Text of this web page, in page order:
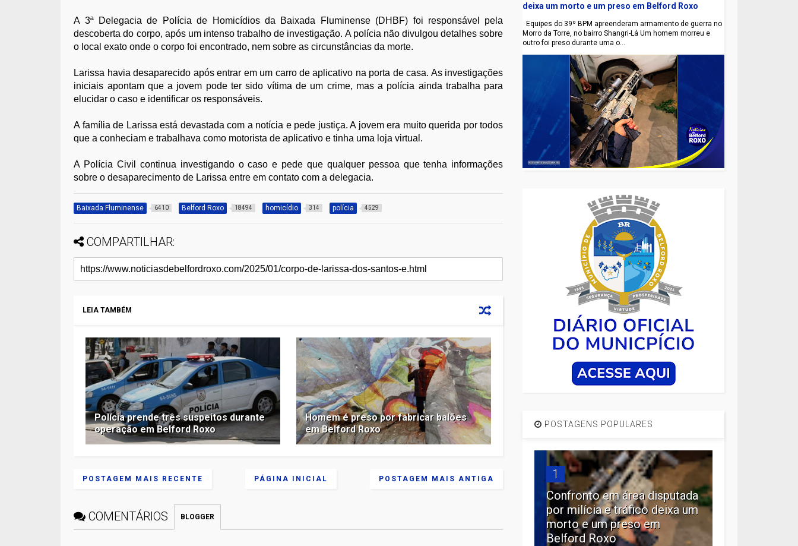
A 3ª Delegacia de Polícia de Homicídios da Baixada Fluminense (DHBF) foi responsável pela
descoberta do corpo, após um intenso trabalho de investigação. A polícia não divulgou detalhes sobre
o local exato onde o corpo foi encontrado, nem sobre as circunstâncias da morte.
Larissa havia desaparecido após entrar em um carro de aplicativo na porta de casa. As investigações
iniciais apontam que a jovem pode ter sido vítima de um crime, mas a polícia ainda trabalha para
elucidar o caso e identificar os responsáveis.
A família de Larissa está devastada com a notícia e pede justiça. A jovem era muito querida por todos
que a conheciam e trabalhava como motorista de aplicativo e tinha uma loja virtual.
A Polícia Civil continua investigando o caso e pede que qualquer pessoa que tenha informações
sobre o desaparecimento de Larissa entre em contato com a delegacia.
Baixada Fluminense 6410 Belford Roxo 18494 homicídio 314 polícia 4529
COMPARTILHAR:
LEIA TAMBÉM
Polícia prende três suspeitos durante
operação em Belford Roxo
Homem é preso por fabricar balões
em Belford Roxo
POSTAGEM MAIS RECENTE POSTAGEM MAIS ANTIGA
PÁGINA INICIAL
COMENTÁRIOS BLOGGER
deixa um morto e um preso em Belford Roxo
Equipes do 39º BPM apreenderam armamento de guerra no
Morro da Torre, no bairro Shangri-Lá Um homem morreu e
outro foi preso durante uma o...
POSTAGENS POPULARES
1
Confronto em área disputada
por milícia e tráfico deixa um
morto e um preso em
Belford Roxo